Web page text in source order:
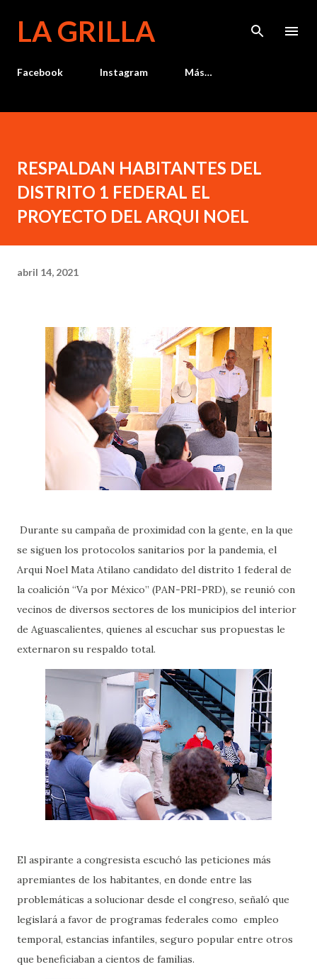
LA GRILLA
Facebook Instagram Más…
RESPALDAN HABITANTES DEL
DISTRITO 1 FEDERAL EL
PROYECTO DEL ARQUI NOEL
abril 14, 2021
Durante su campaña de proximidad con la gente, en la que
se siguen los protocolos sanitarios por la pandemia, el
Arqui Noel Mata Atilano candidato del distrito 1 federal de
la coalición “Va por México” (PAN-PRI-PRD), se reunió con
vecinos de diversos sectores de los municipios del interior
de Aguascalientes, quienes al escuchar sus propuestas le
externaron su respaldo total.
El aspirante a congresista escuchó las peticiones más
apremiantes de los habitantes, en donde entre las
problemáticas a solucionar desde el congreso, señaló que
legislará a favor de programas federales como empleo
temporal, estancias infantiles, seguro popular entre otros
que beneficiaban a cientos de familias.